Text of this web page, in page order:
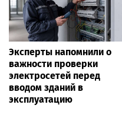
Эксперты напомнили о
важности проверки
электросетей перед
вводом зданий в
эксплуатацию